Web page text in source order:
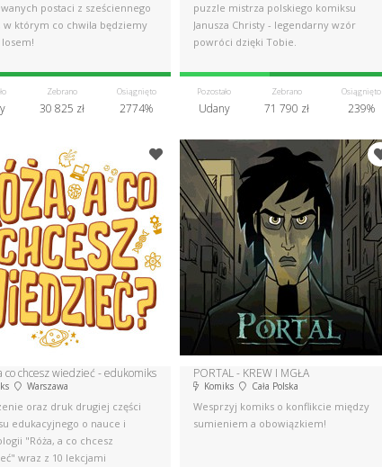
postaci z sześciennego
w którym co chwila będziemy
losem!
Zebrano
30 825 zł
Osiągnięto
2774%
puzzle mistrza polskiego komiksu
Janusza Christy - legendarny wzór
powróci dzięki Tobie.
Pozostało
Udany
Zebrano
71 790 zł
Osiągnięto
239%
co chcesz wiedzieć - edukomiks
Warszawa
oraz druk drugiej części
edukacyjnego o nauce i
"Róża, a co chcesz
wraz z 10 lekcjami
PORTAL - KREW I MGŁA
Komiks Cała Polska
Wesprzyj komiks o konflikcie między
sumieniem a obowiązkiem!